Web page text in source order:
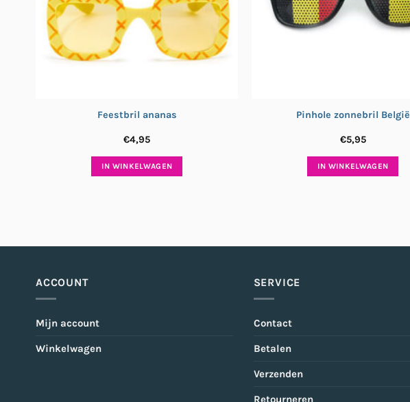
Feestbril ananas
€4,95
IN WINKELWAGEN
Pinhole zonnebril België
€5,95
IN WINKELWAGEN
ACCOUNT
Mijn account
Winkelwagen
SERVICE
Contact
Betalen
Verzenden